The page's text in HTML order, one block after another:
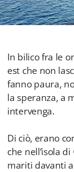
In bilico fra le
est che non
fanno paura,
la speranza, a
intervenga.
Di ciò, erano
che nell’isola
mariti davanti a